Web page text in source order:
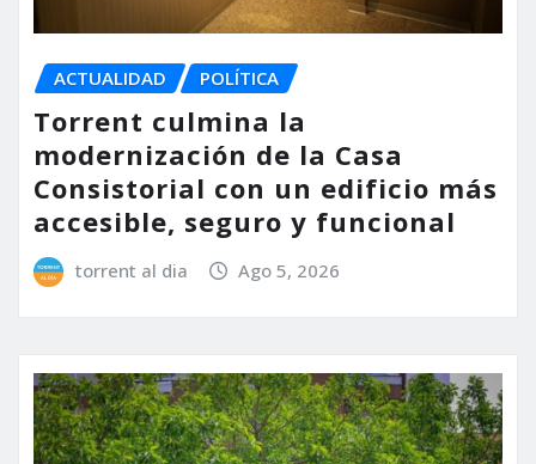
ACTUALIDAD POLÍTICA
Torrent culmina la
modernización de la Casa
Consistorial con un edificio más
accesible, seguro y funcional
torrent al dia Ago 5, 2026